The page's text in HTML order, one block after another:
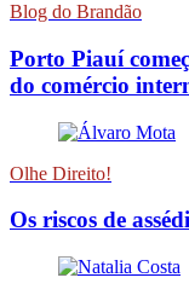
Blog do Brandão
Porto Piauí
do comércio
Olhe Direito!
Os riscos de